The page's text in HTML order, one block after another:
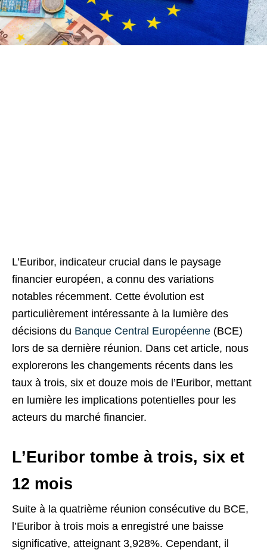
L’Euribor, indicateur crucial dans le paysage
financier européen, a connu des variations
notables récemment. Cette évolution est
particulièrement intéressante à la lumière des
décisions du Banque Central Européenne (BCE)
lors de sa dernière réunion. Dans cet article, nous
explorerons les changements récents dans les
taux à trois, six et douze mois de l’Euribor, mettant
en lumière les implications potentielles pour les
acteurs du marché financier.
L’Euribor tombe à trois, six et
12 mois
Suite à la quatrième réunion consécutive du BCE,
l’Euribor à trois mois a enregistré une baisse
significative, atteignant 3,928%. Cependant, il